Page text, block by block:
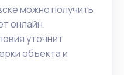
можно получить
онлайн.
уточнит
объекта и